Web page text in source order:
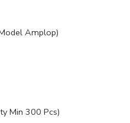
Amplop)
Min 300 Pcs)